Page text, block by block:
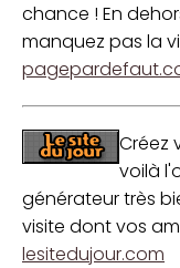
chance ! En
manquez pas la
Créez
voilà
générateur très
visite dont vos
lesitedujour.com